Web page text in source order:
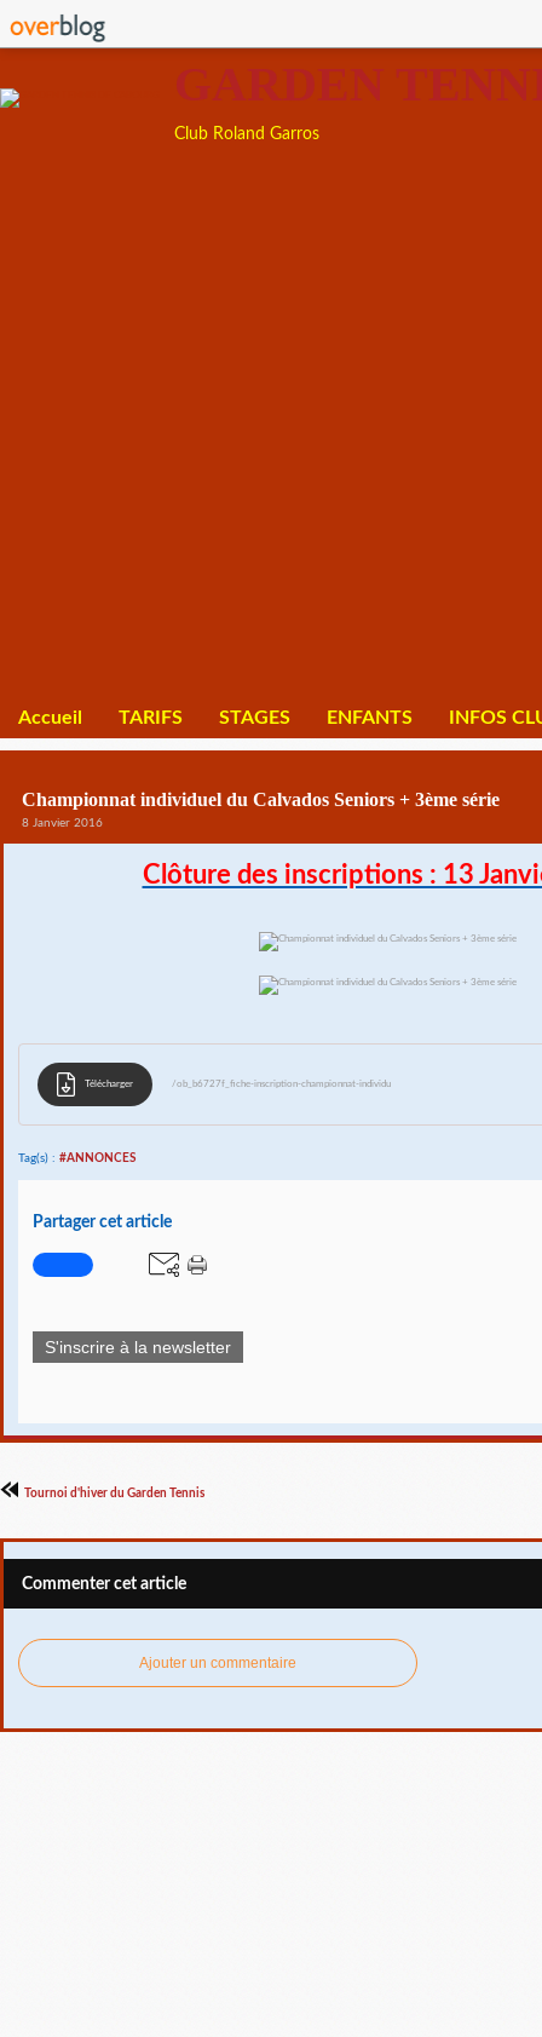
GARDEN
Club Roland Garros
Accueil TARIFS STAGES ENFANTS INFOS
Championnat individuel du Calvados Seniors + 3ème série
8 Janvier 2016
Clôture des inscriptions : 13
Télécharger /ob_b6727f_fiche-inscription-championnat-individu
Tag(s) : #ANNONCES
Partager cet article
S'inscrire à la newsletter
Tournoi d'hiver du Garden Tennis
Commenter cet article
Ajouter un commentaire